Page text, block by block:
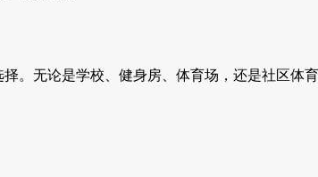
择。无论是学校、健身房、体育场，还是社区体育